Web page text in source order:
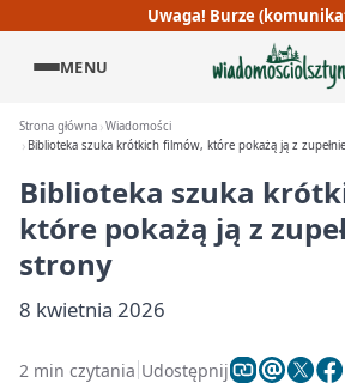
Uwaga! Burze
MENU
Strona główna Wiadomości
Biblioteka szuka krótkich filmów, które pokażą ją z
Biblioteka szuka
które pokażą ją z
strony
8 kwietnia 2026
2 min czytania Udostępnij